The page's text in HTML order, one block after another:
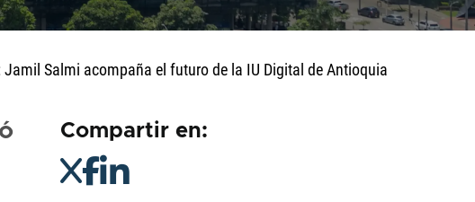
Salmi acompaña el futuro de la IU Digital de Antioquia
Compartir en: